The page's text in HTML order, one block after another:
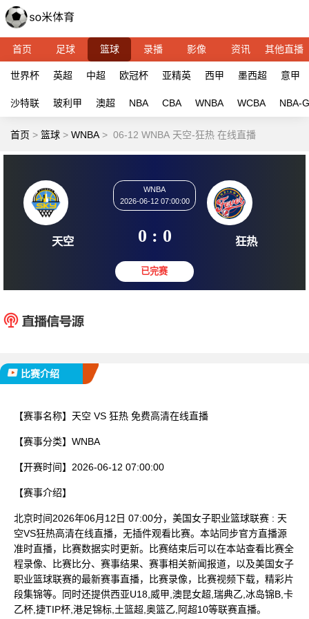
首页 足球 篮球 录播 影像 资讯 其他直播
世界杯 英超 中超 欧冠杯 亚精英 西甲 墨西超 意甲
沙特联 玻利甲 澳超 NBA CBA WNBA WCBA NBA-G
首页 > 篮球 > WNBA > 06-12 WNBA 天空-狂热 在线直播
天空
2026-06-12 07:00:00
0 : 0 狂
比赛介绍
【赛事名称】 天空 VS 狂热 免费高清在线直播
【赛事分类】 WNBA
【开赛时间】 2026-06-12 07:00:00
【赛事介绍】
北京时间2026年06月12日 07:00分，美国女子职业篮球联赛 : 天
空VS狂热高清在线直播，无插件观看比赛。本站同步官方直播源
准时直播，比赛数据实时更新。比赛结束后可以在本站查看比赛全
程录像、比赛比分、赛事结果、赛事相关新闻报道，以及美国女子
职业篮球联赛的最新赛事直播，比赛录像，比赛视频下载，精彩片
段集锦等。同时还提供西亚U18,威甲,澳昆女超,瑞典乙,冰岛锦B,卡
乙杯,捷TIP杯,港足锦标,土篮超,奥篮乙,阿超10等联赛直播。